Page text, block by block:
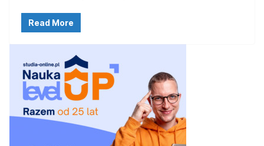
Read More